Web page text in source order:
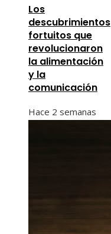
Los
descubrimientos
fortuitos que
revolucionaron
la alimentación
y la
comunicación
Hace 2 semanas